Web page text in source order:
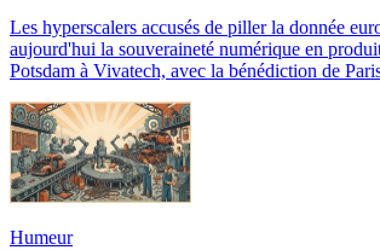
Les hyperscalers accusés de piller la donnée
aujourd'hui la souveraineté numérique en
Potsdam à Vivatech, avec la bénédiction de
Humeur